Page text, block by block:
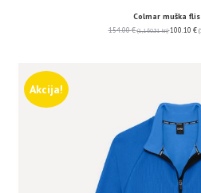
Colmar muška
154.00€ (1,160.31 kn) 100.10 €
Akcija!